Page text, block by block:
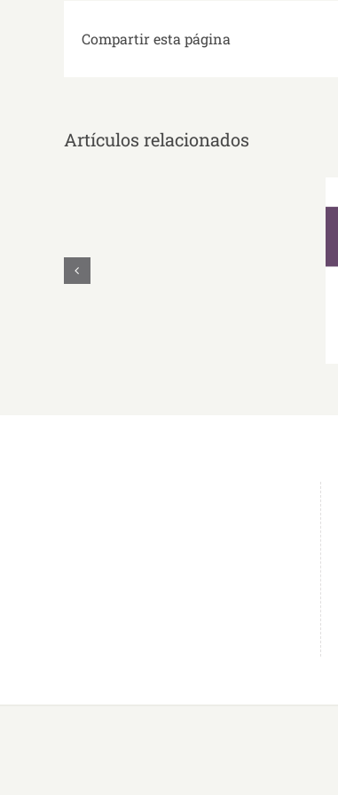
Compartir esta página
Artículos relacionados